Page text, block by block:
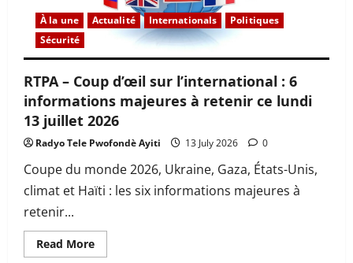
mardi
14
juillet
À la une Actualité Internationals
Politiques
Sécurité
RTPA – Coup d’œil sur l’international : 6
informations majeures à retenir ce lundi
13 juillet 2026
Radyo Tele Pwofondè Ayiti 13 July 2026 0
Coupe du monde 2026, Ukraine, Gaza, États-Unis,
climat et Haïti : les six informations majeures à
retenir...
Read MoreRead
more